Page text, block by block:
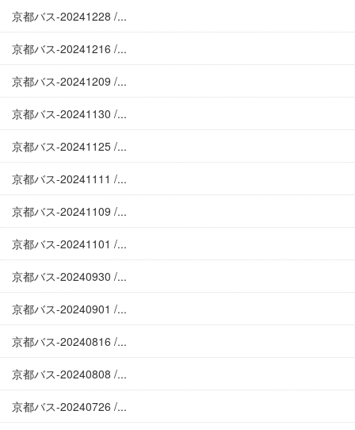
京都バス-20241228 /...
京都バス-20241216 /...
京都バス-20241209 /...
京都バス-20241130 /...
京都バス-20241125 /...
京都バス-20241111 /...
京都バス-20241109 /...
京都バス-20241101 /...
京都バス-20240930 /...
京都バス-20240901 /...
京都バス-20240816 /...
京都バス-20240808 /...
京都バス-20240726 /...